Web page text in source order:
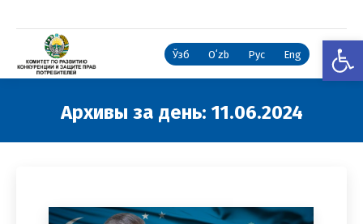
Ўзб Oʻzb Рус Eng
Архивы за день: 11.06.2024